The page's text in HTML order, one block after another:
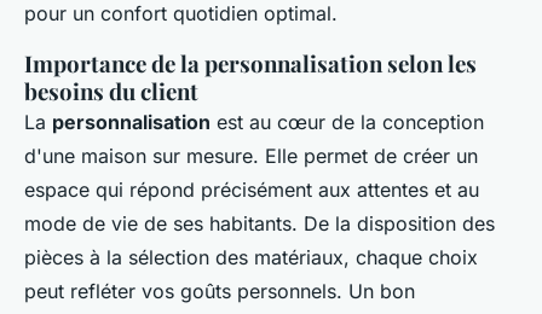
pour un confort quotidien optimal.
Importance de la personnalisation selon les
besoins du client
La personnalisation est au cœur de la conception
d'une maison sur mesure. Elle permet de créer un
espace qui répond précisément aux attentes et au
mode de vie de ses habitants. De la disposition des
pièces à la sélection des matériaux, chaque choix
peut refléter vos goûts personnels. Un bon